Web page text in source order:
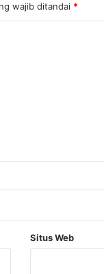
m
e
wajib ditandai *
Situs Web